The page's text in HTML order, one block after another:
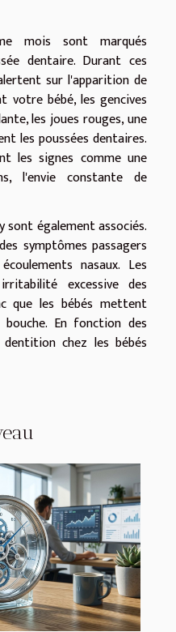
mois sont marqués
dentaire. Durant ces
sur l'apparition de
votre bébé, les gencives
les joues rouges, une
les poussées dentaires.
les signes comme une
l'envie constante de
également associés.
symptômes passagers
nasaux. Les
excessive des
que les bébés mettent
En fonction des
chez les bébés